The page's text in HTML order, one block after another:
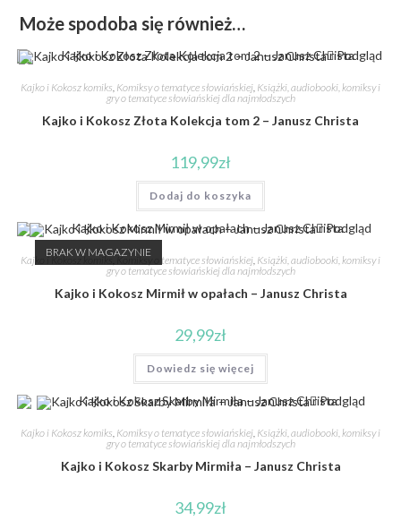
Może spodoba się również…
Podgląd
Kajko i Kokosz komiks Komiksy o tematyce słowiańskiej Książki, audiobooki, komiksy i
gry o tematyce słowiańskiej dla najmłodszych
Kajko i Kokosz Złota Kolekcja tom 2 – Janusz Christa
119,99zł
Dodaj do koszyka
BRAK W MAGAZYNIE
Podgląd
Kajko i Kokosz komiks, Komiksy o tematyce słowiańskiej Książki, audiobooki, komiksy i
gry o tematyce słowiańskiej dla najmłodszych
Kajko i Kokosz Mirmił w opałach – Janusz Christa
29,99zł
Dowiedz się więcej
Podgląd
Kajko i Kokosz komiks Komiksy o tematyce słowiańskiej Książki, audiobooki, komiksy i
gry o tematyce słowiańskiej dla najmłodszych
Kajko i Kokosz Skarby Mirmiła – Janusz Christa
34,99zł